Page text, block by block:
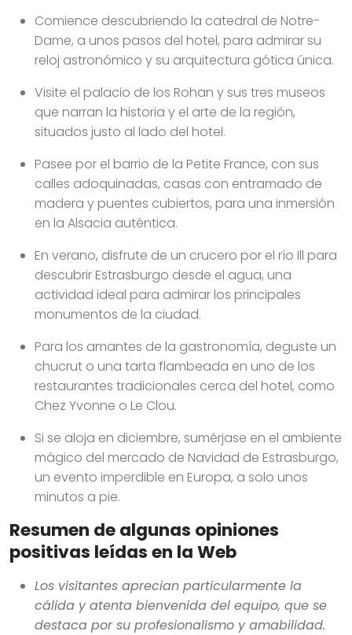
Comience descubriendo la catedral de Notre-
Dame, a unos pasos del hotel, para admirar su
reloj astronómico y su arquitectura gótica única.
Visite el palacio de los Rohan y sus tres museos
que narran la historia y el arte de la región,
situados justo al lado del hotel.
Pasee por el barrio de la Petite France, con sus
calles adoquinadas, casas con entramado de
madera y puentes cubiertos, para una inmersión
en la Alsacia auténtica.
En verano, disfrute de un crucero por el río Ill para
descubrir Estrasburgo desde el agua, una
actividad ideal para admirar los principales
monumentos de la ciudad.
Para los amantes de la gastronomía, deguste un
chucrut o una tarta flambeada en uno de los
restaurantes tradicionales cerca del hotel, como
Chez Yvonne o Le Clou.
Si se aloja en diciembre, sumérjase en el ambiente
mágico del mercado de Navidad de Estrasburgo,
un evento imperdible en Europa, a solo unos
minutos a pie.
Resumen de algunas opiniones
positivas leídas en la Web
Los visitantes aprecian particularmente la
cálida y atenta bienvenida del equipo, que se
destaca por su profesionalismo y amabilidad.